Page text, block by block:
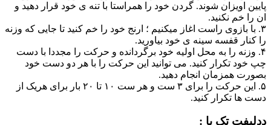
پایین اویزان شوند. گردن خود را همراستا با تنه ی خود قرار دهید و
ان را خم نکنید.
۳. با بازوی راست اغاز میکنیم ؛ ارنج خود را خم کنید تا جایی که وزنه
را کنار قفسه سینه ی خود بیاورید.
۴. وزنه را به محل اولیه خود برگردانده و حرکت را مجددا با دست
چپ خود تکرار کنید. می توانید این حرکت را با هر دو دست خود
بصورت همزمان انجام دهید.
۵. این حرکت را برای ۳ ست و هر ست ۱۰ تا ۲۰ بار برای هریک از
دست ها تکرار کنید.
دِدلیفت تک پا :